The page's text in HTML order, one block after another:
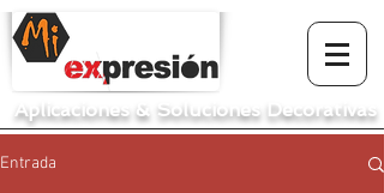
Aplicaciones & Soluciones Decorativas
Entrada